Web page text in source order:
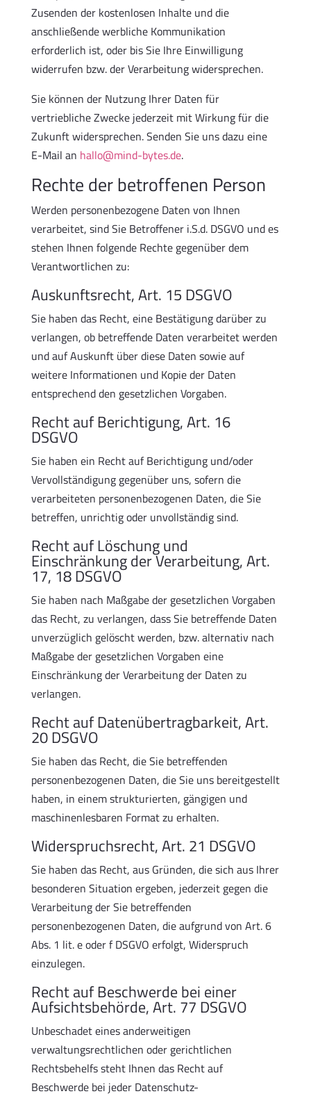
Zusenden der kostenlosen Inhalte und die
anschließende werbliche Kommunikation
erforderlich ist, oder bis Sie Ihre Einwilligung
widerrufen bzw. der Verarbeitung widersprechen.
Sie können der Nutzung Ihrer Daten für
vertriebliche Zwecke jederzeit mit Wirkung für die
Zukunft widersprechen. Senden Sie uns dazu eine
E-Mail an hallo@mind-bytes.de.
Rechte der betroffenen Person
Werden personenbezogene Daten von Ihnen
verarbeitet, sind Sie Betroffener i.S.d. DSGVO und es
stehen Ihnen folgende Rechte gegenüber dem
Verantwortlichen zu:
Auskunftsrecht, Art. 15 DSGVO
Sie haben das Recht, eine Bestätigung darüber zu
verlangen, ob betreffende Daten verarbeitet werden
und auf Auskunft über diese Daten sowie auf
weitere Informationen und Kopie der Daten
entsprechend den gesetzlichen Vorgaben.
Recht auf Berichtigung, Art. 16
DSGVO
Sie haben ein Recht auf Berichtigung und/oder
Vervollständigung gegenüber uns, sofern die
verarbeiteten personenbezogenen Daten, die Sie
betreffen, unrichtig oder unvollständig sind.
Recht auf Löschung und
Einschränkung der Verarbeitung, Art.
17, 18 DSGVO
Sie haben nach Maßgabe der gesetzlichen Vorgaben
das Recht, zu verlangen, dass Sie betreffende Daten
unverzüglich gelöscht werden, bzw. alternativ nach
Maßgabe der gesetzlichen Vorgaben eine
Einschränkung der Verarbeitung der Daten zu
verlangen.
Recht auf Datenübertragbarkeit, Art.
20 DSGVO
Sie haben das Recht, die Sie betreffenden
personenbezogenen Daten, die Sie uns bereitgestellt
haben, in einem strukturierten, gängigen und
maschinenlesbaren Format zu erhalten.
Widerspruchsrecht, Art. 21 DSGVO
Sie haben das Recht, aus Gründen, die sich aus Ihrer
besonderen Situation ergeben, jederzeit gegen die
Verarbeitung der Sie betreffenden
personenbezogenen Daten, die aufgrund von Art. 6
Abs. 1 lit. e oder f DSGVO erfolgt, Widerspruch
einzulegen.
Recht auf Beschwerde bei einer
Aufsichtsbehörde, Art. 77 DSGVO
Unbeschadet eines anderweitigen
verwaltungsrechtlichen oder gerichtlichen
Rechtsbehelfs steht Ihnen das Recht auf
Beschwerde bei jeder Datenschutz-